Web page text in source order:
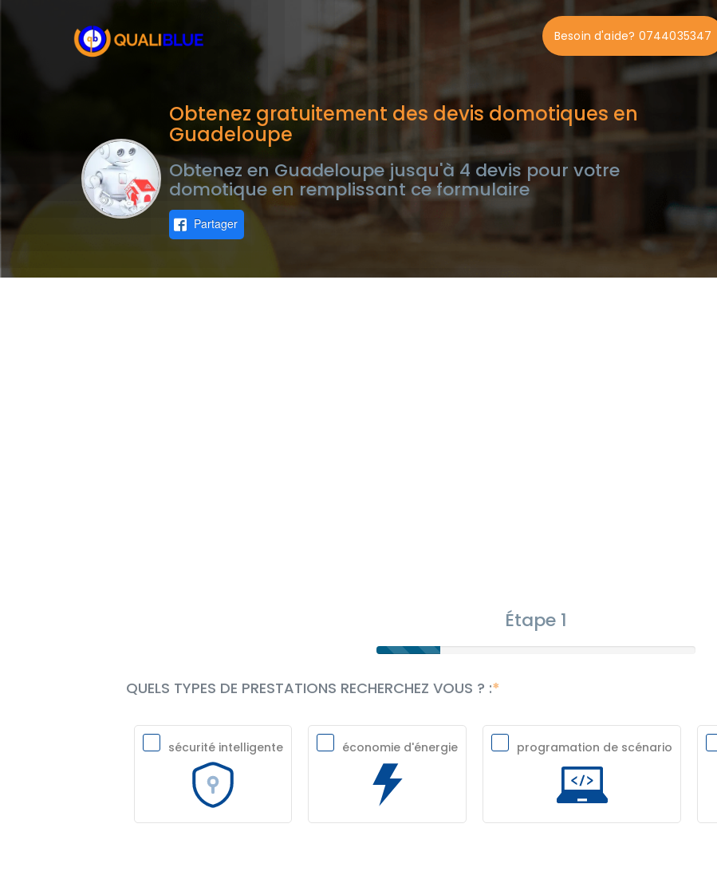
Besoin d'aide? 0744035347
Obtenez gratuitement des devis domotiques en
Guadeloupe
Obtenez en Guadeloupe jusqu'à 4 devis pour votre
domotique en remplissant ce formulaire
Partager
Étape 1
QUELS TYPES DE PRESTATIONS RECHERCHEZ VOUS ? :
sécurité intelligente économie d'énergie programation de scénario